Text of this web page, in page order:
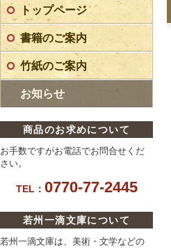
トップページ
書籍のご案内
竹紙のご案内
お知らせ
商品のお求めについて
お手数ですがお電話でお問合せくだ
さい。
TEL： 0770-77-2445
若州一滴文庫について
若州一滴文庫は、美術・文学などの